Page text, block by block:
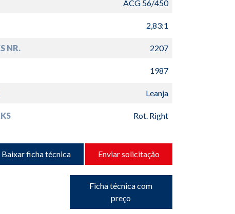
ACG 56/450
2,83:1
NR. 2207
1987
Leanja
Rot. Right
Baixar ficha técnica Enviar solicitação
Ficha técnica com
preço